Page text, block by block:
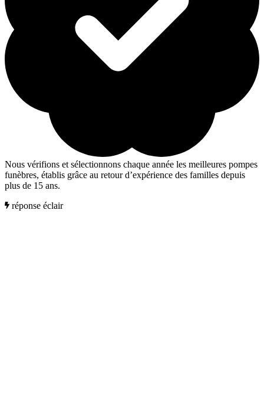
Nous vérifions et sélectionnons chaque année les meilleures pompes
funèbres, établis grâce au retour d’expérience des familles depuis
plus de 15 ans.
réponse éclair